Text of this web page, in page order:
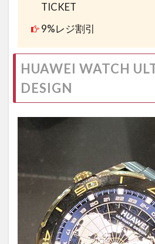
TICKET
9%レジ割引
HUAWEI WATCH
DESIGN